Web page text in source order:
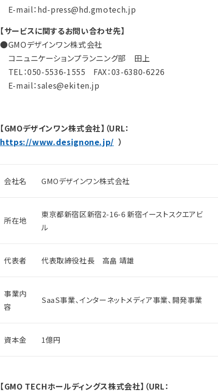
E-mail：hd-press@hd.gmotech.jp
【サービスに関するお問い合わせ先】
●GMOデザインワン株式会社
コニュニケーションプランニング部 田上
TEL：050-5536-1555 FAX：03-6380-6226
E-mail：sales@ekiten.jp
【GMOデザインワン株式会社】（URL：
https://www.designone.jp/ ）
会社名 GMOデザインワン株式会社
所在地
東京都新宿区新宿2-16-6 新宿イーストスクエアビ
ル
代表者 代表取締役社長 高畠 靖雄
事業内
容
SaaS事業、インターネットメディア事業、開発事業
資本金 1億円
【GMO TECHホールディングス株式会社】（URL：